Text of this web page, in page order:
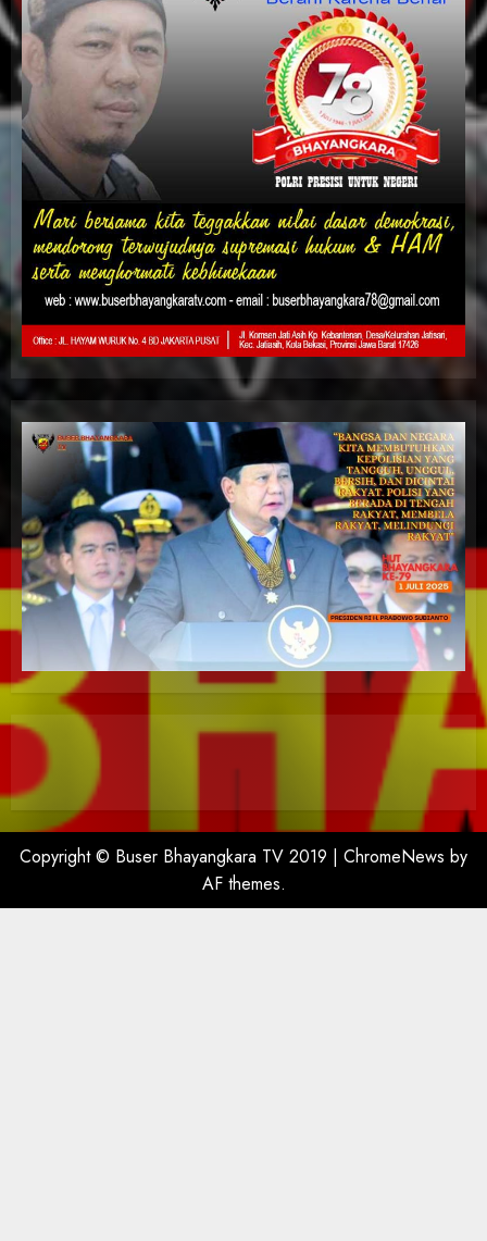
Copyright © Buser Bhayangkara TV 2019 | ChromeNews by
AF themes.